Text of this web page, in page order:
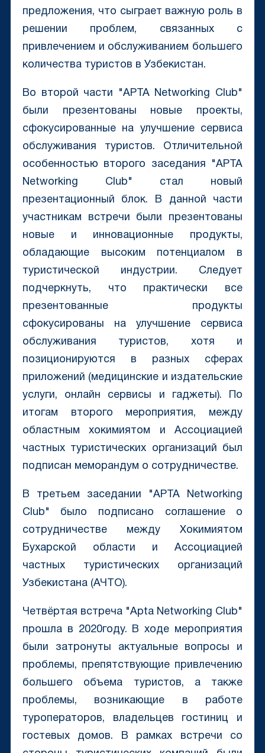
предложения, что сыграет важную роль в
решении проблем, связанных с
привлечением и обслуживанием большего
количества туристов в Узбекистан.
Во второй части "APTA Networking Club"
были презентованы новые проекты,
сфокусированные на улучшение сервиса
обслуживания туристов. Отличительной
особенностью второго заседания "APTA
Networking Club" стал новый
презентационный блок. В данной части
участникам встречи были презентованы
новые и инновационные продукты,
обладающие высоким потенциалом в
туристической индустрии. Следует
подчеркнуть, что практически все
презентованные продукты
сфокусированы на улучшение сервиса
обслуживания туристов, хотя и
позиционируются в разных сферах
приложений (медицинские и издательские
услуги, онлайн сервисы и гаджеты). По
итогам второго мероприятия, между
областным хокимиятом и Ассоциацией
частных туристических организаций был
подписан меморандум о сотрудничестве.
В третьем заседании "APTA Networking
Club" было подписано соглашение о
сотрудничестве между Хокимиятом
Бухарской области и Ассоциацией
частных туристических организаций
Узбекистана (АЧТО).
Четвёртая встреча "Apta Networking Club"
прошла в 2020году. В ходе мероприятия
были затронуты актуальные вопросы и
проблемы, препятствующие привлечению
большего объема туристов, а также
проблемы, возникающие в работе
туроператоров, владельцев гостиниц и
гостевых домов. В рамках встречи со